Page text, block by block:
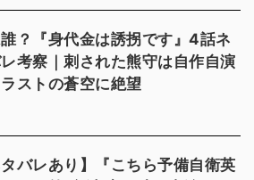
？『身代金は誘拐です』4話ネ
考察｜刺された熊守は自作自演
ストの蒼空に絶望
タバレあり】『こちら予備自衛英